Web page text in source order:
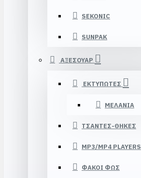
SEKONIC
SUNPAK
ΑΞΕΣΟΥΑΡ
ΕΚΤΥΠΩΤΕΣ
ΜΕΛΑΝΙΑ
ΤΣΑΝΤΕΣ-ΘΗΚΕΣ
MP3/MP4 PLAYERS
ΦΑΚΟΙ ΦΩΣ